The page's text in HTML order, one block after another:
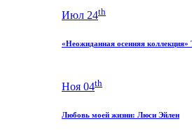
Июл 24th
«Неожиданная осенняя
Ноя 04th
Любовь моей жизни: Люси Эйлен